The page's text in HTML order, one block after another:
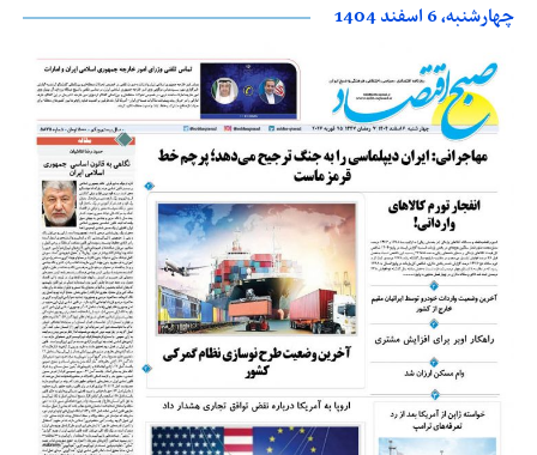
چهارشنبه، 6 اسفند 1404